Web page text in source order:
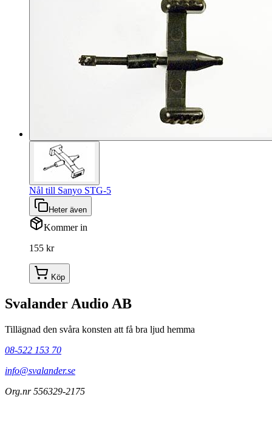
Nål till Sanyo STG-5
Heter även
Kommer in
155 kr
Köp
Svalander Audio AB
Tillägnad den svåra konsten att få bra ljud hemma
08-522 153 70
info@svalander.se
Org.nr 556329-2175